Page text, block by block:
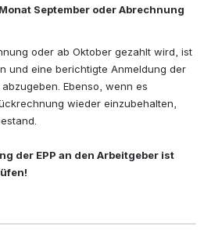
September oder Abrechnung
oder ab Oktober gezahlt wird, ist
und eine berichtigte Anmeldung der
Ebenso, wenn es
wieder einzubehalten,
der EPP an den Arbeitgeber ist